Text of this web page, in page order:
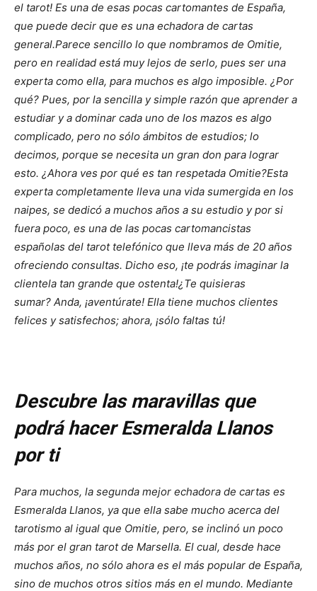
el tarot! Es una de esas pocas cartomantes de España,
que puede decir que es una echadora de cartas
general.Parece sencillo lo que nombramos de Omitie,
pero en realidad está muy lejos de serlo, pues ser una
experta como ella, para muchos es algo imposible. ¿Por
qué? Pues, por la sencilla y simple razón que aprender a
estudiar y a dominar cada uno de los mazos es algo
complicado, pero no sólo ámbitos de estudios; lo
decimos, porque se necesita un gran don para lograr
esto. ¿Ahora ves por qué es tan respetada Omitie?Esta
experta completamente lleva una vida sumergida en los
naipes, se dedicó a muchos años a su estudio y por si
fuera poco, es una de las pocas cartomancistas
españolas del tarot telefónico que lleva más de 20 años
ofreciendo consultas. Dicho eso, ¡te podrás imaginar la
clientela tan grande que ostenta!¿Te quisieras
sumar? Anda, ¡aventúrate! Ella tiene muchos clientes
felices y satisfechos; ahora, ¡sólo faltas tú!
Descubre las maravillas que
podrá hacer Esmeralda Llanos
por ti
Para muchos, la segunda mejor echadora de cartas es
Esmeralda Llanos, ya que ella sabe mucho acerca del
tarotismo al igual que Omitie, pero, se inclinó un poco
más por el gran tarot de Marsella. El cual, desde hace
muchos años, no sólo ahora es el más popular de España,
sino de muchos otros sitios más en el mundo. Mediante